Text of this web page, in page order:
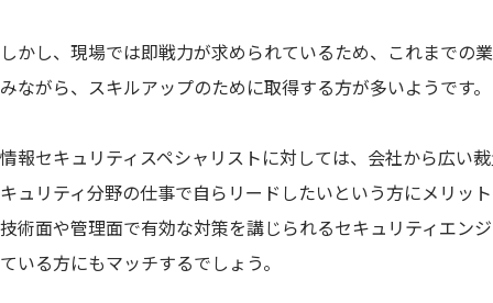
しかし、現場では即戦力が求められているため、これまでの
みながら、スキルアップのために取得する方が多いようです。
情報セキュリティスペシャリストに対しては、会社から広い
キュリティ分野の仕事で自らリードしたいという方にメリッ
技術面や管理面で有効な対策を講じられるセキュリティエン
ている方にもマッチするでしょう。